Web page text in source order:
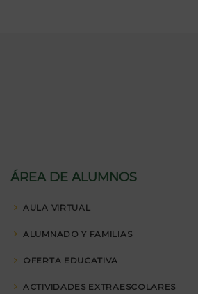
ÁREA DE ALUMNOS
AULA VIRTUAL
ALUMNADO Y FAMILIAS
OFERTA EDUCATIVA
ACTIVIDADES EXTRAESCOLARES